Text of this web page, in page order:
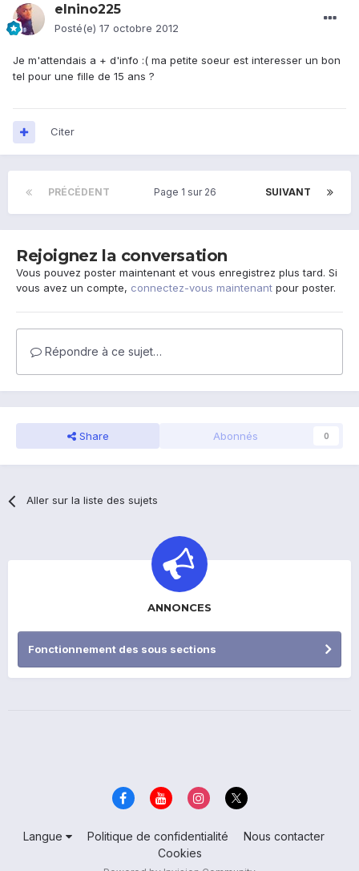
elnino225
Posté(e) 17 octobre 2012
Je m'attendais a + d'info :( ma petite soeur est interesser un bon
tel pour une fille de 15 ans ?
Citer
PRÉCÉDENT SUIVANT
Page 1 sur 26
Rejoignez la conversation
Vous pouvez poster maintenant et vous enregistrez plus tard. Si
vous avez un compte, connectez-vous maintenant pour poster.
Répondre à ce sujet…
Share Abonnés 0
Aller sur la liste des sujets
ANNONCES
Fonctionnement des sous sections
Langue Politique de confidentialité
Nous contacter
Cookies